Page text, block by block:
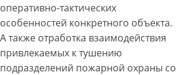
оперативно-тактических
особенностей конкретного объекта.
А также отработка взаимодействия
привлекаемых к тушению
подразделений пожарной охраны со